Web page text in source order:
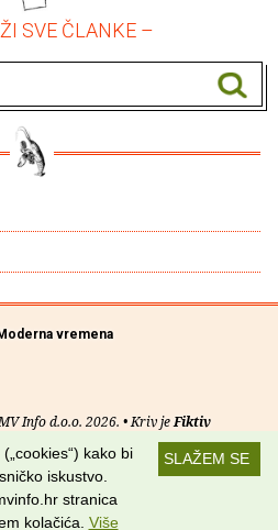
SVE ČLANKE –
vremena
Info d.o.o. 2026. • Kriv jeFiktiv
Uvjeti korištenja RSS kanali
nas na:
SLAŽEM SE
kako bi
iskustvo.
stranica
kolačića. Više